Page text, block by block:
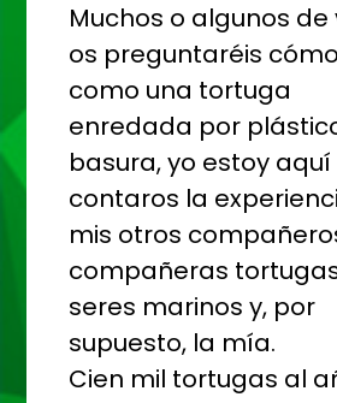
Muchos o algunos
os preguntaréis
como una tortuga
enredada por
basura, yo estoy
contaros la
mis otros
compañeras
seres marinos y, por
supuesto, la mía.
Cien mil tortugas al